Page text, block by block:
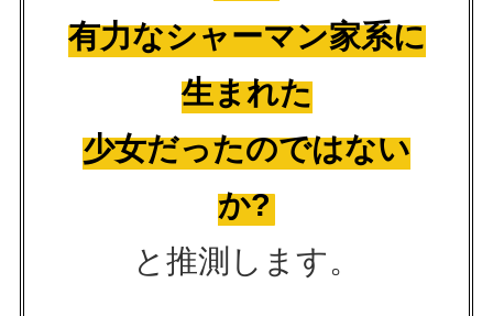
有力なシャーマン家系に
生まれた
少女だったのではない
か?
と推測します。